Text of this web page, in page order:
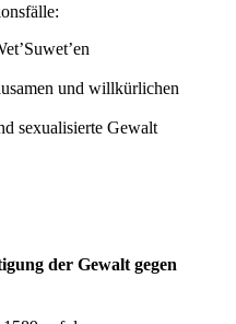
und willkürlichen
sexualisierte Gewalt
der Gewalt gegen